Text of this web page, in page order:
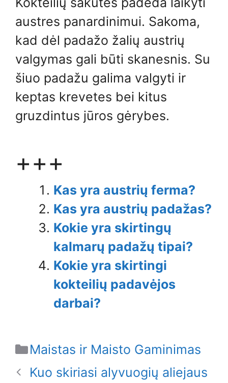
austres panardinimui. Sakoma,
kad dėl padažo žalių austrių
valgymas gali būti skanesnis. Su
šiuo padažu galima valgyti ir
keptas krevetes bei kitus
gruzdintus jūros gėrybes.
+++
Kas yra austrių ferma?
Kas yra austrių padažas?
Kokie yra skirtingų
kalmarų padažų tipai?
Kokie yra skirtingi
kokteilių padavėjos
darbai?
Categories
Maistas ir Maisto Gaminimas
Kuo skiriasi alyvuogių aliejaus